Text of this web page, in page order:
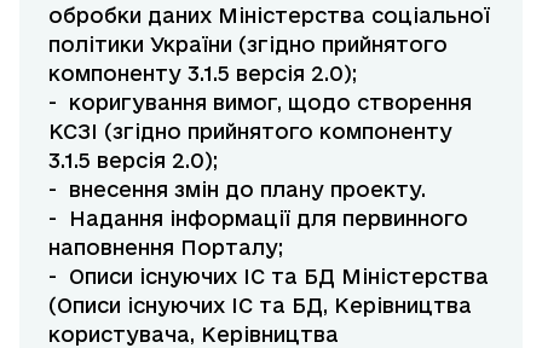
обробки даних Міністерства соціальної
політики України (згідно прийнятого
компоненту 3.1.5 версія 2.0);
- коригування вимог, щодо створення
КСЗІ (згідно прийнятого компоненту
3.1.5 версія 2.0);
- внесення змін до плану проекту.
- Надання інформації для первинного
наповнення Порталу;
- Описи існуючих ІС та БД Міністерства
(Описи існуючих ІС та БД, Керівництва
користувача, Керівництва